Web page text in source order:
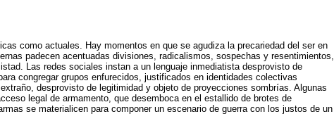
como actuales. Hay momentos en que se agudiza la precariedad del ser en
padecen acentuadas divisiones, radicalismos, sospechas y resentimientos,
Las redes sociales instan a un lenguaje inmediatista desprovisto de
congregar grupos enfurecidos, justificados en identidades colectivas
desprovisto de legitimidad y objeto de proyecciones sombrías. Algunas
legal de armamento, que desemboca en el estallido de brotes de
se materialicen para componer un escenario de guerra con los justos de un